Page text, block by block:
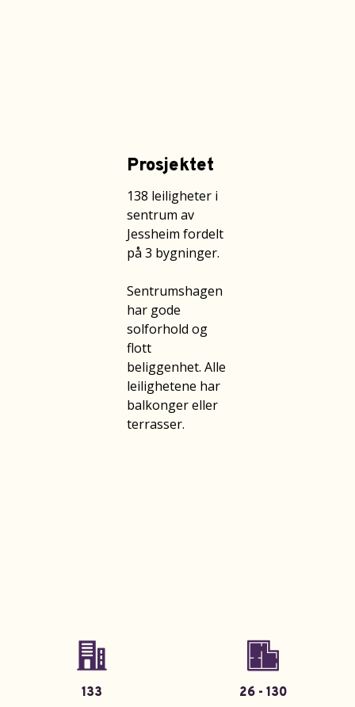
Prosjektet
138 leiligheter i
sentrum av
Jessheim fordelt
på 3 bygninger.
Sentrumshagen
har gode
solforhold og
flott
beliggenhet. Alle
leilighetene har
balkonger eller
terrasser.
133 26 - 130